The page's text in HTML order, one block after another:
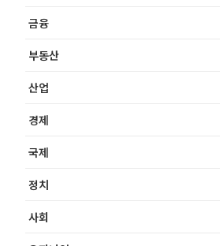
금융
부동산
산업
경제
국제
정치
사회